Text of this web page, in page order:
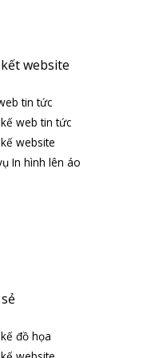
website
tin tức
web tin tức
website
In hình lên áo
đồ họa